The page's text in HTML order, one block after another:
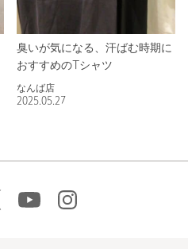
臭いが気になる、汗ばむ時期に
おすすめのTシャツ
なんば店
2025.05.27